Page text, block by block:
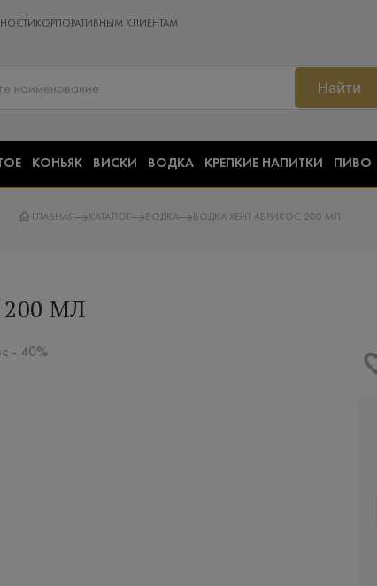
КОРПОРАТИВНЫМ КЛИЕНТАМ
Найти
КОНЬЯК ВИСКИ ВОДКА КРЕПКИЕ НАПИТКИ ПИВО
ГЛАВНАЯ КАТАЛОГ ВОДКА ВОДКА ХЕНТ АБРИКОС 200 МЛ
МЛ
- 40%